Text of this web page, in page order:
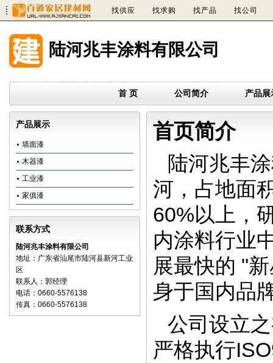
找供应 找求购 找产品 找公司
陆河兆丰涂料有限公司
首 页 公司简介 产品展
产品展示
墙面漆
木器漆
工业漆
家俱漆
联系方式
陆河兆丰涂料有限公司
地址：广东省汕尾市陆河县新河工业
区
联系人：郭经理
电话：0660-5576138
传真：0660-5576138
首页简介
陆河兆丰
河，占地面
60%以上，
内涂料行业
展最快的 "
身于国内品
公司设立
严格执行